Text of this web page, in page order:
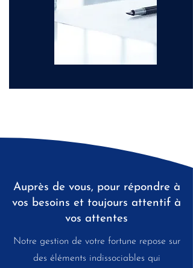
Auprès de vous, pour répondre à
vos besoins et toujours attentif à
vos attentes
Notre gestion de votre fortune repose sur
des éléments indissociables qui